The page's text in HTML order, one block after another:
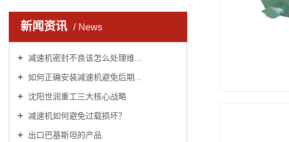
新闻资讯 News
减速机密封不良该怎么处理维...
如何正确安装减速机避免后期...
沈阳世润重工三大核心战略
减速机如何避免过载损坏？
出口巴基斯坦的产品